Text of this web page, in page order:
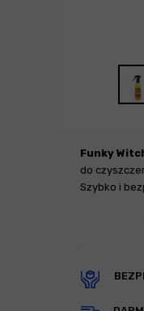
Funky
do
Szybko i